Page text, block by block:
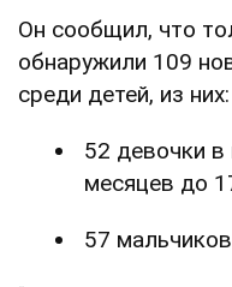
Он сообщил, что
обнаружили 109
среди детей, из них:
52 девочки в
месяцев до
57